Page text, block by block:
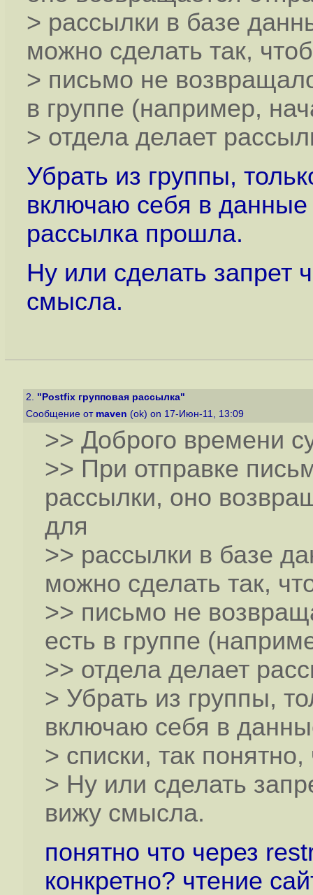
> рассылки в базе
можно сделать так,
> письмо не
в группе (например,
> отдела делает
Убрать из группы,
включаю себя в данные
рассылка прошла.
Ну или сделать запрет
смысла.
2. "Postfix групповая рассылка"
Сообщение от maven (ok) on 17-Июн-11, 13:09
>> Доброго времени
>> При отправке
рассылки, оно
для
>> рассылки в базе
можно сделать так,
>> письмо не
есть в группе
>> отдела делает
> Убрать из группы,
включаю себя в
> списки, так
> Ну или сделать
вижу смысла.
понятно что через
конкретно? чтение